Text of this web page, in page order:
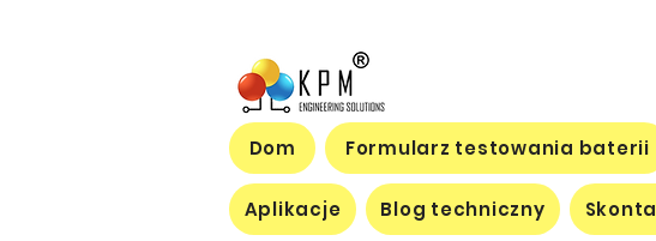
Dom Formularz testowania baterii
Aplikacje Blog techniczny